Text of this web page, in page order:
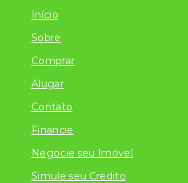
Início
Sobre
Comprar
Alugar
Contato
Financie
Negocie seu Imóvel
Simule seu Credito